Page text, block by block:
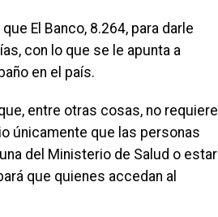
El Banco, 8.264, para darle
con lo que se le apunta a
en el país.
entre otras cosas, no requiere
únicamente que las personas
del Ministerio de Salud o estar
que quienes accedan al